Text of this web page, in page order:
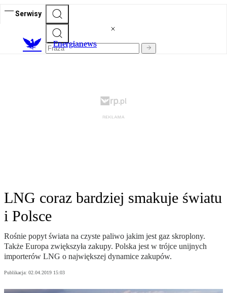
Serwisy
Energianews
LNG coraz bardziej smakuje światu
i Polsce
Rośnie popyt świata na czyste paliwo jakim jest gaz skroplony.
Także Europa zwiększyła zakupy. Polska jest w trójce unijnych
importerów LNG o największej dynamice zakupów.
Publikacja: 02.04.2019 15:03